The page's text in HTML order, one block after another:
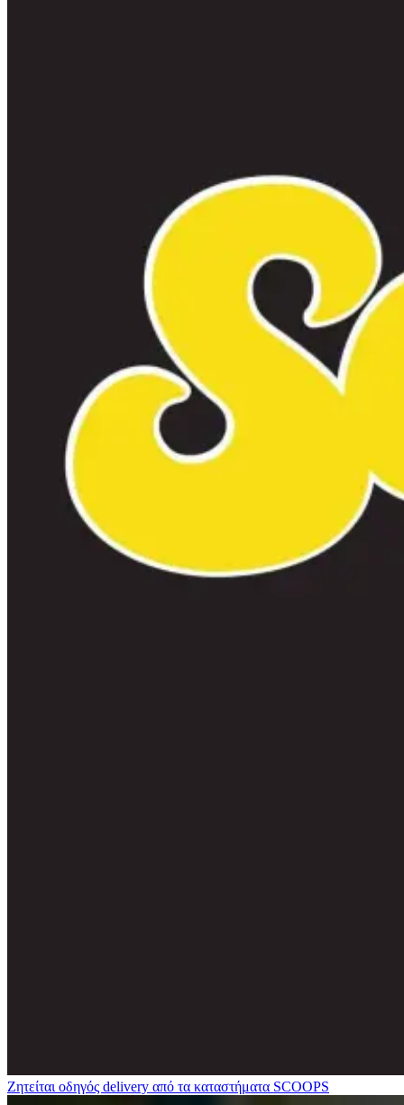
Ζητείται οδηγός delivery από τα καταστήματα SCOOPS